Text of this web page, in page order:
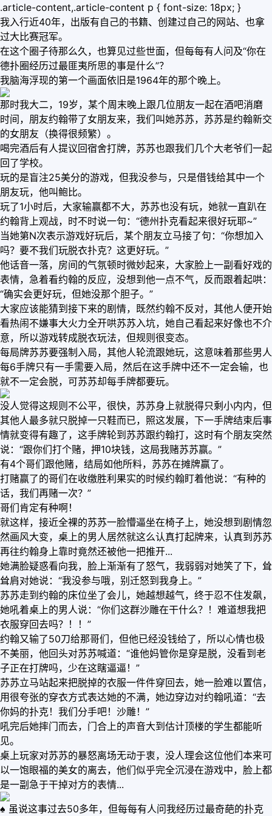
.article-content,.article-content p { font-size: 18px; }
我入行近40年，出版有自己的书籍、创建过自己的网站、也拿
过大比赛冠军。
在这个圈子待那么久，也算见过些世面，但每每有人问及“你在
德扑圈经历过最匪夷所思的事是什么”？
我脑海浮现的第一个画面依旧是1964年的那个晚上。
那时我大二，19岁，某个周末晚上跟几位朋友一起在酒吧消磨
时间，朋友约翰带了女朋友来，我们叫她苏苏，苏苏是约翰新交
的女朋友（换得很频繁）。
喝完酒后有人提议回宿舍打牌，苏苏也跟我们几个大老爷们一起
回了学校。
玩的是盲注25美分的游戏，但我没参与，只是借钱给其中一个
朋友玩，他叫鲍比。
玩了1小时后，大家输赢都不大，苏苏也没有玩，她就一直趴在
约翰背上观战，时不时说一句：“德州扑克看起来很好玩耶~”
当她第N次表示游戏好玩后，某个朋友立马接了句：“你想加入
吗？要不我们玩脱衣扑克？这更好玩。”
他话音一落，房间的气氛顿时微妙起来，大家脸上一副看好戏的
表情，急着看约翰的反应，没想到他一点不气，反而跟着起哄：
“确实会更好玩，但她没那个胆子。”
大家应该能猜到接下来的剧情，既然约翰不反对，其他人便开始
看热闹不嫌事大火力全开哄苏苏入坑，她自己看起来好像也不介
意，所以游戏转成脱衣玩法，但规则很变态。
每局牌苏苏要强制入局，其他人轮流跟她玩，这意味着那些男人
每6手牌只有一手需要入局，然后在这手牌中还不一定会输，也
就不一定会脱，可苏苏却每手牌都要玩。
没人觉得这规则不公平，很快，苏苏身上就脱得只剩小内内，但
其他人最多就只脱掉一只鞋而已，照这发展，下一手牌结束后事
情就变得有趣了，这手牌轮到苏苏跟约翰打，这时有个朋友突然
说：“跟你们打个赌，押10块钱，这局我赌苏苏赢。”
有4个哥们跟他赌，结局如他所料，苏苏在摊牌赢了。
打赌赢了的哥们在收缴胜利果实的时候约翰盯着他说：“有种的
话，我们再赌一次？”
哥们肯定有种啊！
就这样，接近全裸的苏苏一脸懵逼坐在椅子上，她没想到剧情忽
然画风大变，桌上的男人居然就这么认真打起牌来，认真到苏苏
再往约翰身上靠时竟然还被他一把推开...
她满脸疑惑看向我，脸上渐渐有了怒气，我弱弱对她笑了下，耸
耸肩对她说：“我没参与哦，别迁怒到我身上。”
苏苏走到约翰的床位坐了会儿，她越想越气，终于忍不住发飙，
她吼着桌上的男人说：“你们这群沙雕在干什么？！难道想我把
衣服穿回去吗？！！”
约翰又输了50刀给那哥们，但他已经没钱给了，所以心情也极
不美丽，他回头对苏苏喊道：“谁他妈管你是穿是脱，没看到老
子正在打牌吗，少在这瞎逼逼！”
苏苏立马站起来把脱掉的衣服一件件穿回去，她一脸难以置信，
用很夸张的穿衣方式表达她的不满，她边穿边对约翰吼道：“去
你妈的扑克！我们分手吧！沙雕！”
吼完后她摔门而去，门合上的声音大到估计顶楼的学生都能听
见。
桌上玩家对苏苏的暴怒离场无动于衷，没人理会这位他们本来可
以一饱眼福的美女的离去，他们似乎完全沉浸在游戏中，脸上都
是一副急于干掉对方的表情...
♠ 虽说这事过去50多年，但每每有人问我经历过最奇葩的扑克